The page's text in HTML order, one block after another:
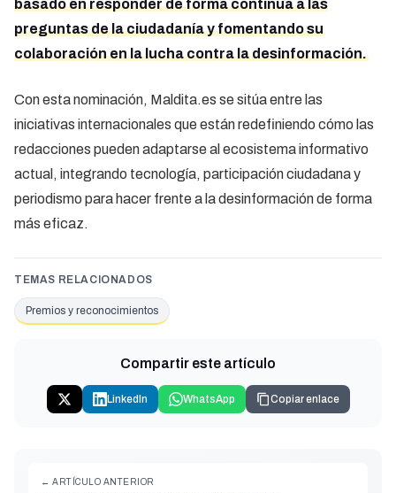
basado en responder de forma continua a las
preguntas de la ciudadanía y fomentando su
colaboración en la lucha contra la desinformación.
Con esta nominación, Maldita.es se sitúa entre las
iniciativas internacionales que están redefiniendo cómo las
redacciones pueden adaptarse al ecosistema informativo
actual, integrando tecnología, participación ciudadana y
periodismo para hacer frente a la desinformación de forma
más eficaz.
TEMAS RELACIONADOS
Premios y reconocimientos
Compartir este artículo
LinkedIn WhatsApp Copiar enlace
← ARTÍCULO ANTERIOR